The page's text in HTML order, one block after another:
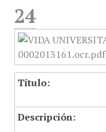
24
Título:
Descripción: